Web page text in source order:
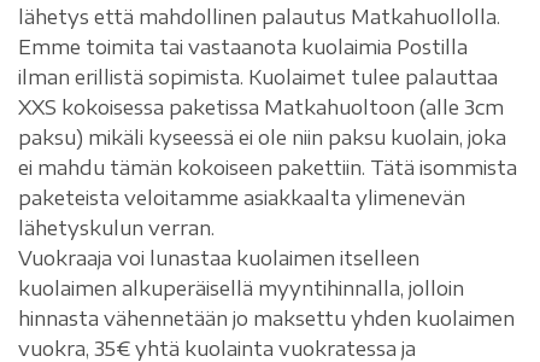
lähetys että mahdollinen palautus Matkahuollolla.
Emme toimita tai vastaanota kuolaimia Postilla
ilman erillistä sopimista. Kuolaimet tulee palauttaa
XXS kokoisessa paketissa Matkahuoltoon (alle 3cm
paksu) mikäli kyseessä ei ole niin paksu kuolain, joka
ei mahdu tämän kokoiseen pakettiin. Tätä isommista
paketeista veloitamme asiakkaalta ylimenevän
lähetyskulun verran.
Vuokraaja voi lunastaa kuolaimen itselleen
kuolaimen alkuperäisellä myyntihinnalla, jolloin
hinnasta vähennetään jo maksettu yhden kuolaimen
vuokra, 35€ yhtä kuolainta vuokratessa ja